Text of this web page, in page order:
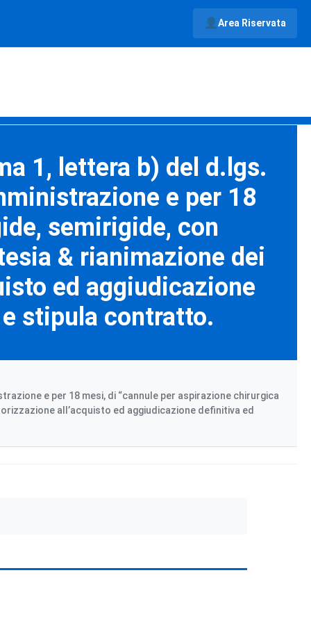
Area Riservata
1, lettera b) del d.lgs.
e per 18
semirigide, con
& rianimazione dei
ed aggiudicazione
stipula contratto.
e per 18 mesi, di “cannule per aspirazione chirurgica
all’acquisto ed aggiudicazione definitiva ed